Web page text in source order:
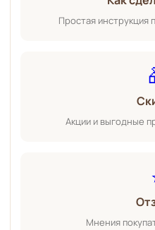
Простая инструкция
Акции и выгодные
Мнения